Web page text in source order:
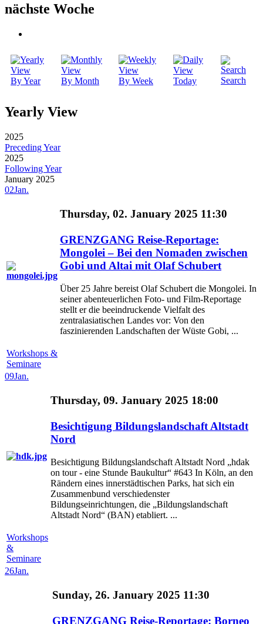
nächste Woche
By Year By Month By Week Today Search
Yearly View
2025
Preceding Year
2025
Following Year
January 2025
02Jan.
Thursday, 02. January 2025 11:30
GRENZGANG Reise-Reportage:
Mongolei – Bei den Nomaden zwischen
Gobi und Altai mit Olaf Schubert
Über 25 Jahre bereist Olaf Schubert die Mongolei. In
seiner abenteuerlichen Foto- und Film-Reportage
stellt er die beeindruckende Vielfalt des
zentralasiatischen Landes vor: Von den
faszinierenden Landschaften der Wüste Gobi, ...
Workshops &
Seminare
09Jan.
Thursday, 09. January 2025 18:00
Besichtigung Bildungslandschaft Altstadt
Nord
Besichtigung Bildungslandschaft Altstadt Nord „hdak
on tour - eine Stunde Baukultur“ #643 In Köln, an den
Rändern eines innerstädtischen Parks, hat sich ein
Zusammenbund verschiedenster
Bildungseinrichtungen, die „Bildungslandschaft
Altstadt Nord“ (BAN) etabliert. ...
Workshops
&
Seminare
26Jan.
Sunday, 26. January 2025 11:30
GRENZGANG Reise-Reportage: Borneo